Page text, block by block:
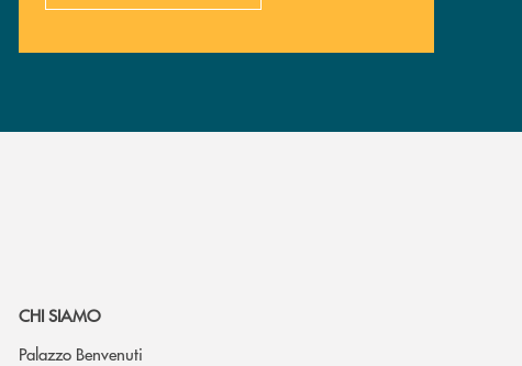
CHI SIAMO
Palazzo Benvenuti